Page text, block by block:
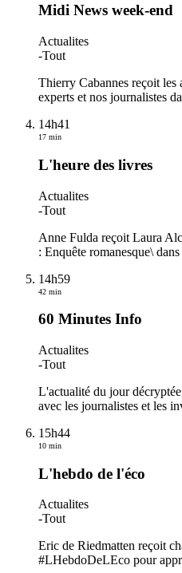
Midi News week-end
Actualites
-Tout
Thierry Cabannes reçoit les
experts et nos journalistes
14h41
17 min
L'heure des livres
Actualites
-Tout
Anne Fulda reçoit Laura
: Enquête romanesque\
14h59
42 min
60 Minutes Info
Actualites
-Tout
L'actualité du jour
avec les journalistes et les
15h44
10 min
L'hebdo de l'éco
Actualites
-Tout
Eric de Riedmatten reçoit
#LHebdoDeLEco pour